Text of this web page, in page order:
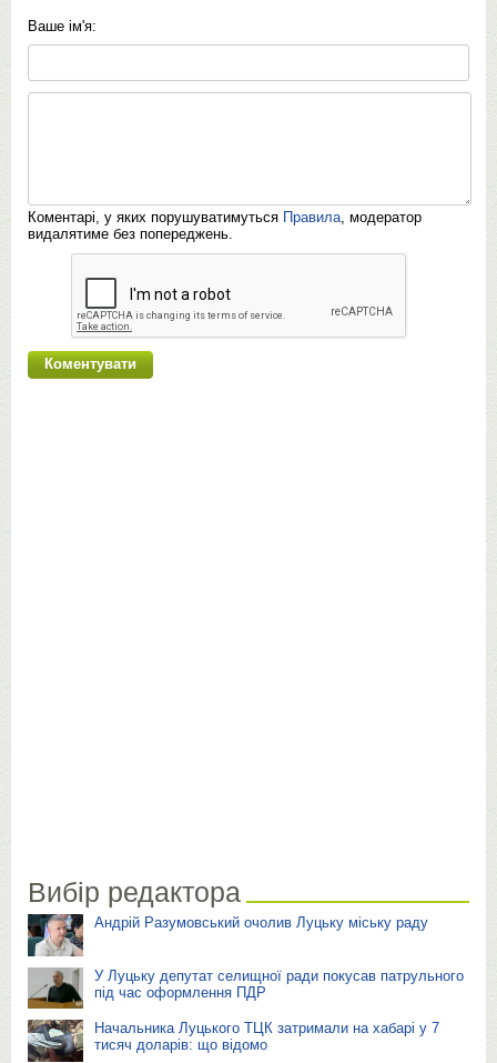
Ваше ім'я:
Коментарі, у яких порушуватимуться Правила, модератор
видалятиме без попереджень.
Вибір редактора
Андрій Разумовський очолив Луцьку міську раду
У Луцьку депутат селищної ради покусав патрульного
під час оформлення ПДР
Начальника Луцького ТЦК затримали на хабарі у 7
тисяч доларів: що відомо